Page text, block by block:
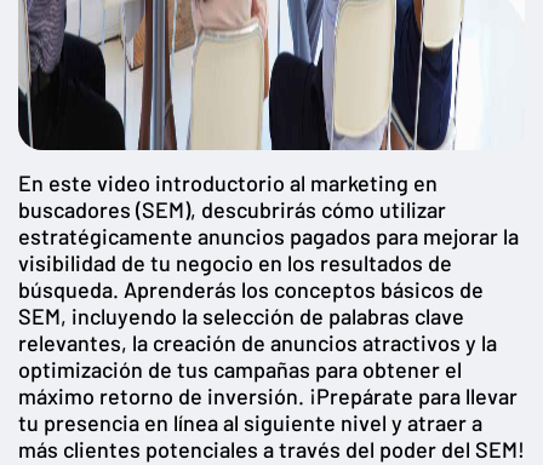
En este video introductorio al marketing en
buscadores (SEM), descubrirás cómo utilizar
estratégicamente anuncios pagados para mejorar la
visibilidad de tu negocio en los resultados de
búsqueda. Aprenderás los conceptos básicos de
SEM, incluyendo la selección de palabras clave
relevantes, la creación de anuncios atractivos y la
optimización de tus campañas para obtener el
máximo retorno de inversión. ¡Prepárate para llevar
tu presencia en línea al siguiente nivel y atraer a
más clientes potenciales a través del poder del SEM!